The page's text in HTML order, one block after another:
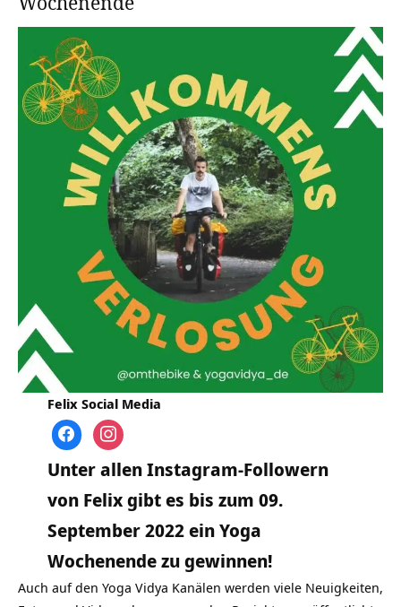
Felix Social Media
Unter allen Instagram-Followern
von Felix gibt es bis zum 09.
September 2022 ein Yoga
Wochenende zu gewinnen!
Auch auf den Yoga Vidya Kanälen werden viele Neuigkeiten,